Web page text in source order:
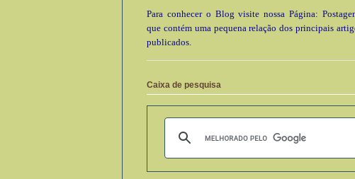
Para conhecer o Blog visite nossa Página:
que contém uma pequena relação dos principais
publicados.
Caixa de pesquisa